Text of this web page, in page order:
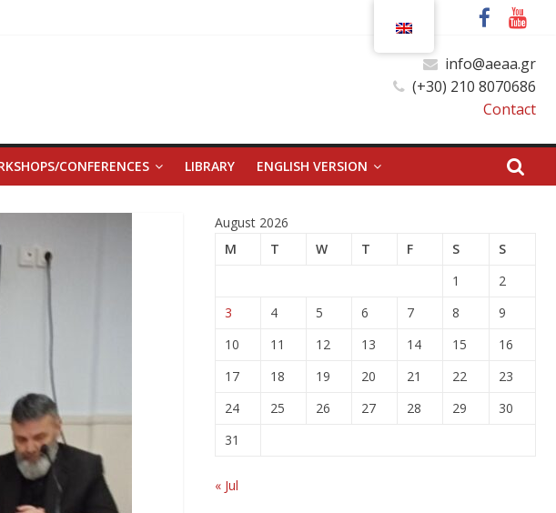
info@aeaa.gr
(+30) 210 8070686
Contact
CONFERENCES LIBRARY ENGLISH VERSION
August 2026
M
T W T F S
S
1
2
3
4 5 6 7 8
9
10
11 12 13 14 15
16
17
18 19 20 21 22
23
24
25 26 27 28 29
30
31
« Jul